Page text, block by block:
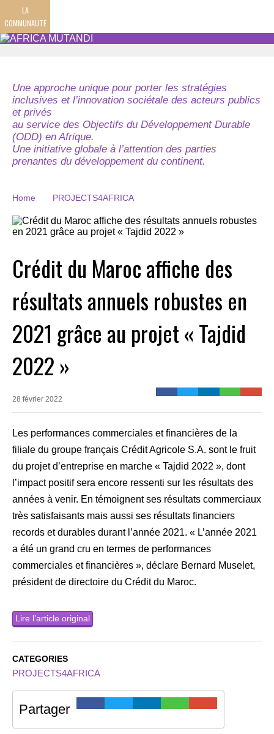
LA
COMMUNAUTE
Une approche unique pour porter les stratégies
inclusives et l’innovation sociétale des acteurs publics
et privés
au service des Objectifs du Développement Durable
(ODD) en Afrique.
Une initiative globale à l’attention des parties
prenantes du développement du continent.
Home PROJECTS4AFRICA
Crédit du Maroc affiche des
résultats annuels robustes en
2021 grâce au projet « Tajdid
2022 »
28 février 2022
Les performances commerciales et financières de la
filiale du groupe français Crédit Agricole S.A. sont le fruit
du projet d’entreprise en marche « Tajdid 2022 », dont
l’impact positif sera encore ressenti sur les résultats des
années à venir. En témoignent ses résultats commerciaux
très satisfaisants mais aussi ses résultats financiers
records et durables durant l’année 2021. « L’année 2021
a été un grand cru en termes de performances
commerciales et financières », déclare Bernard Muselet,
président de directoire du Crédit du Maroc.
Lire l’article original
CATEGORIES
PROJECTS4AFRICA
Partager